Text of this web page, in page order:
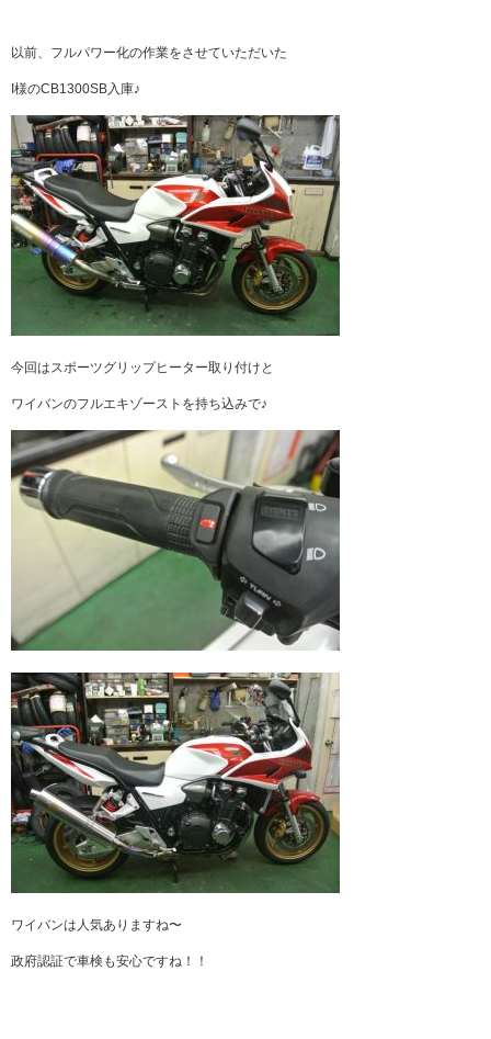
以前、フルパワー化の作業をさせていただいた
I様のCB1300SB入庫♪
今回はスポーツグリップヒーター取り付けと
ワイバンのフルエキゾーストを持ち込みで♪
ワイバンは人気ありますね〜
政府認証で車検も安心ですね！！